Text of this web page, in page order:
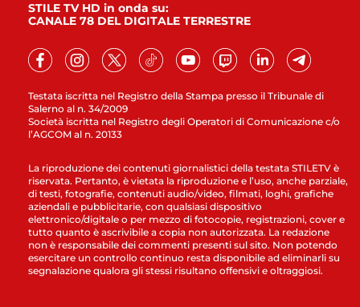
Testata iscritta nel Registro della Stampa presso il Tribunale di
Salerno al n. 34/2009
Società iscritta nel Registro degli Operatori di Comunicazione c/o
l’AGCOM al n. 20133
STILE TV HD in onda su:
CANALE 78 DEL DIGITALE TERRESTRE
La riproduzione dei contenuti giornalistici della testata STILETV è
riservata. Pertanto, è vietata la riproduzione e l’uso, anche parziale,
di testi, fotografie, contenuti audio/video, filmati, loghi, grafiche
aziendali e pubblicitarie, con qualsiasi dispositivo
elettronico/digitale o per mezzo di fotocopie, registrazioni, cover e
tutto quanto è ascrivibile a copia non autorizzata. La redazione
non è responsabile dei commenti presenti sul sito. Non potendo
esercitare un controllo continuo resta disponibile ad eliminarli su
segnalazione qualora gli stessi risultano offensivi e oltraggiosi.